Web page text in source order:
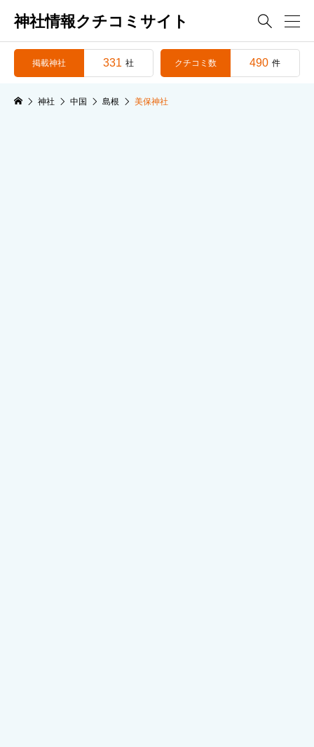
神社情報クチコミサイト 
掲載神社 331 社 クチコミ数 490 件
神社 中国 島根 美保神社